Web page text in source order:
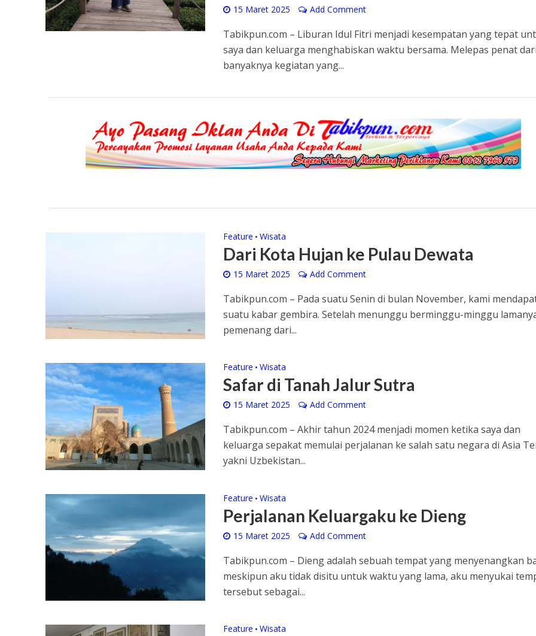
15 Maret 2025 Add Comment
Tabikpun.com – Liburan Idul Fitri menjadi kesempatan yang tepat
saya dan keluarga menghabiskan waktu bersama. Melepas penat dari
banyaknya kegiatan yang...
Feature • Wisata
Dari Kota Hujan ke Pulau Dewata
15 Maret 2025 Add Comment
Tabikpun.com – Pada suatu Senin di bulan November, kami
suatu kabar gembira. Setelah menunggu berminggu-minggu
pemenang dari...
Feature • Wisata
Safar di Tanah Jalur Sutra
15 Maret 2025 Add Comment
Tabikpun.com – Akhir tahun 2024 menjadi momen ketika saya dan
keluarga sepakat memulai perjalanan ke salah satu negara di Asia
yakni Uzbekistan...
Feature • Wisata
Perjalanan Keluargaku ke Dieng
15 Maret 2025 Add Comment
Tabikpun.com – Dieng adalah sebuah tempat yang menyenangkan
meskipun aku tidak disitu untuk waktu yang lama, aku menyukai
tersebut sebagai...
Feature • Wisata